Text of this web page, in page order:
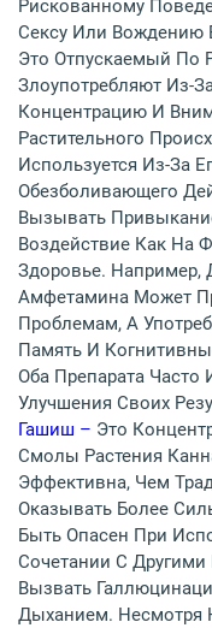
Рискованному
Сексу Или Вождению
Это Отпускаемый По
Злоупотребляют Из-
Концентрацию И
Растительного
Используется Из-За
Обезболивающего
Вызывать
Воздействие Как На
Здоровье. Например,
Амфетамина Может
Проблемам, А
Память И
Оба Препарата Часто
Улучшения Своих
Гашиш – Это
Смолы Растения
Эффективна, Чем
Оказывать Более
Быть Опасен При
Сочетании С
Вызвать
Дыханием. Несмотря